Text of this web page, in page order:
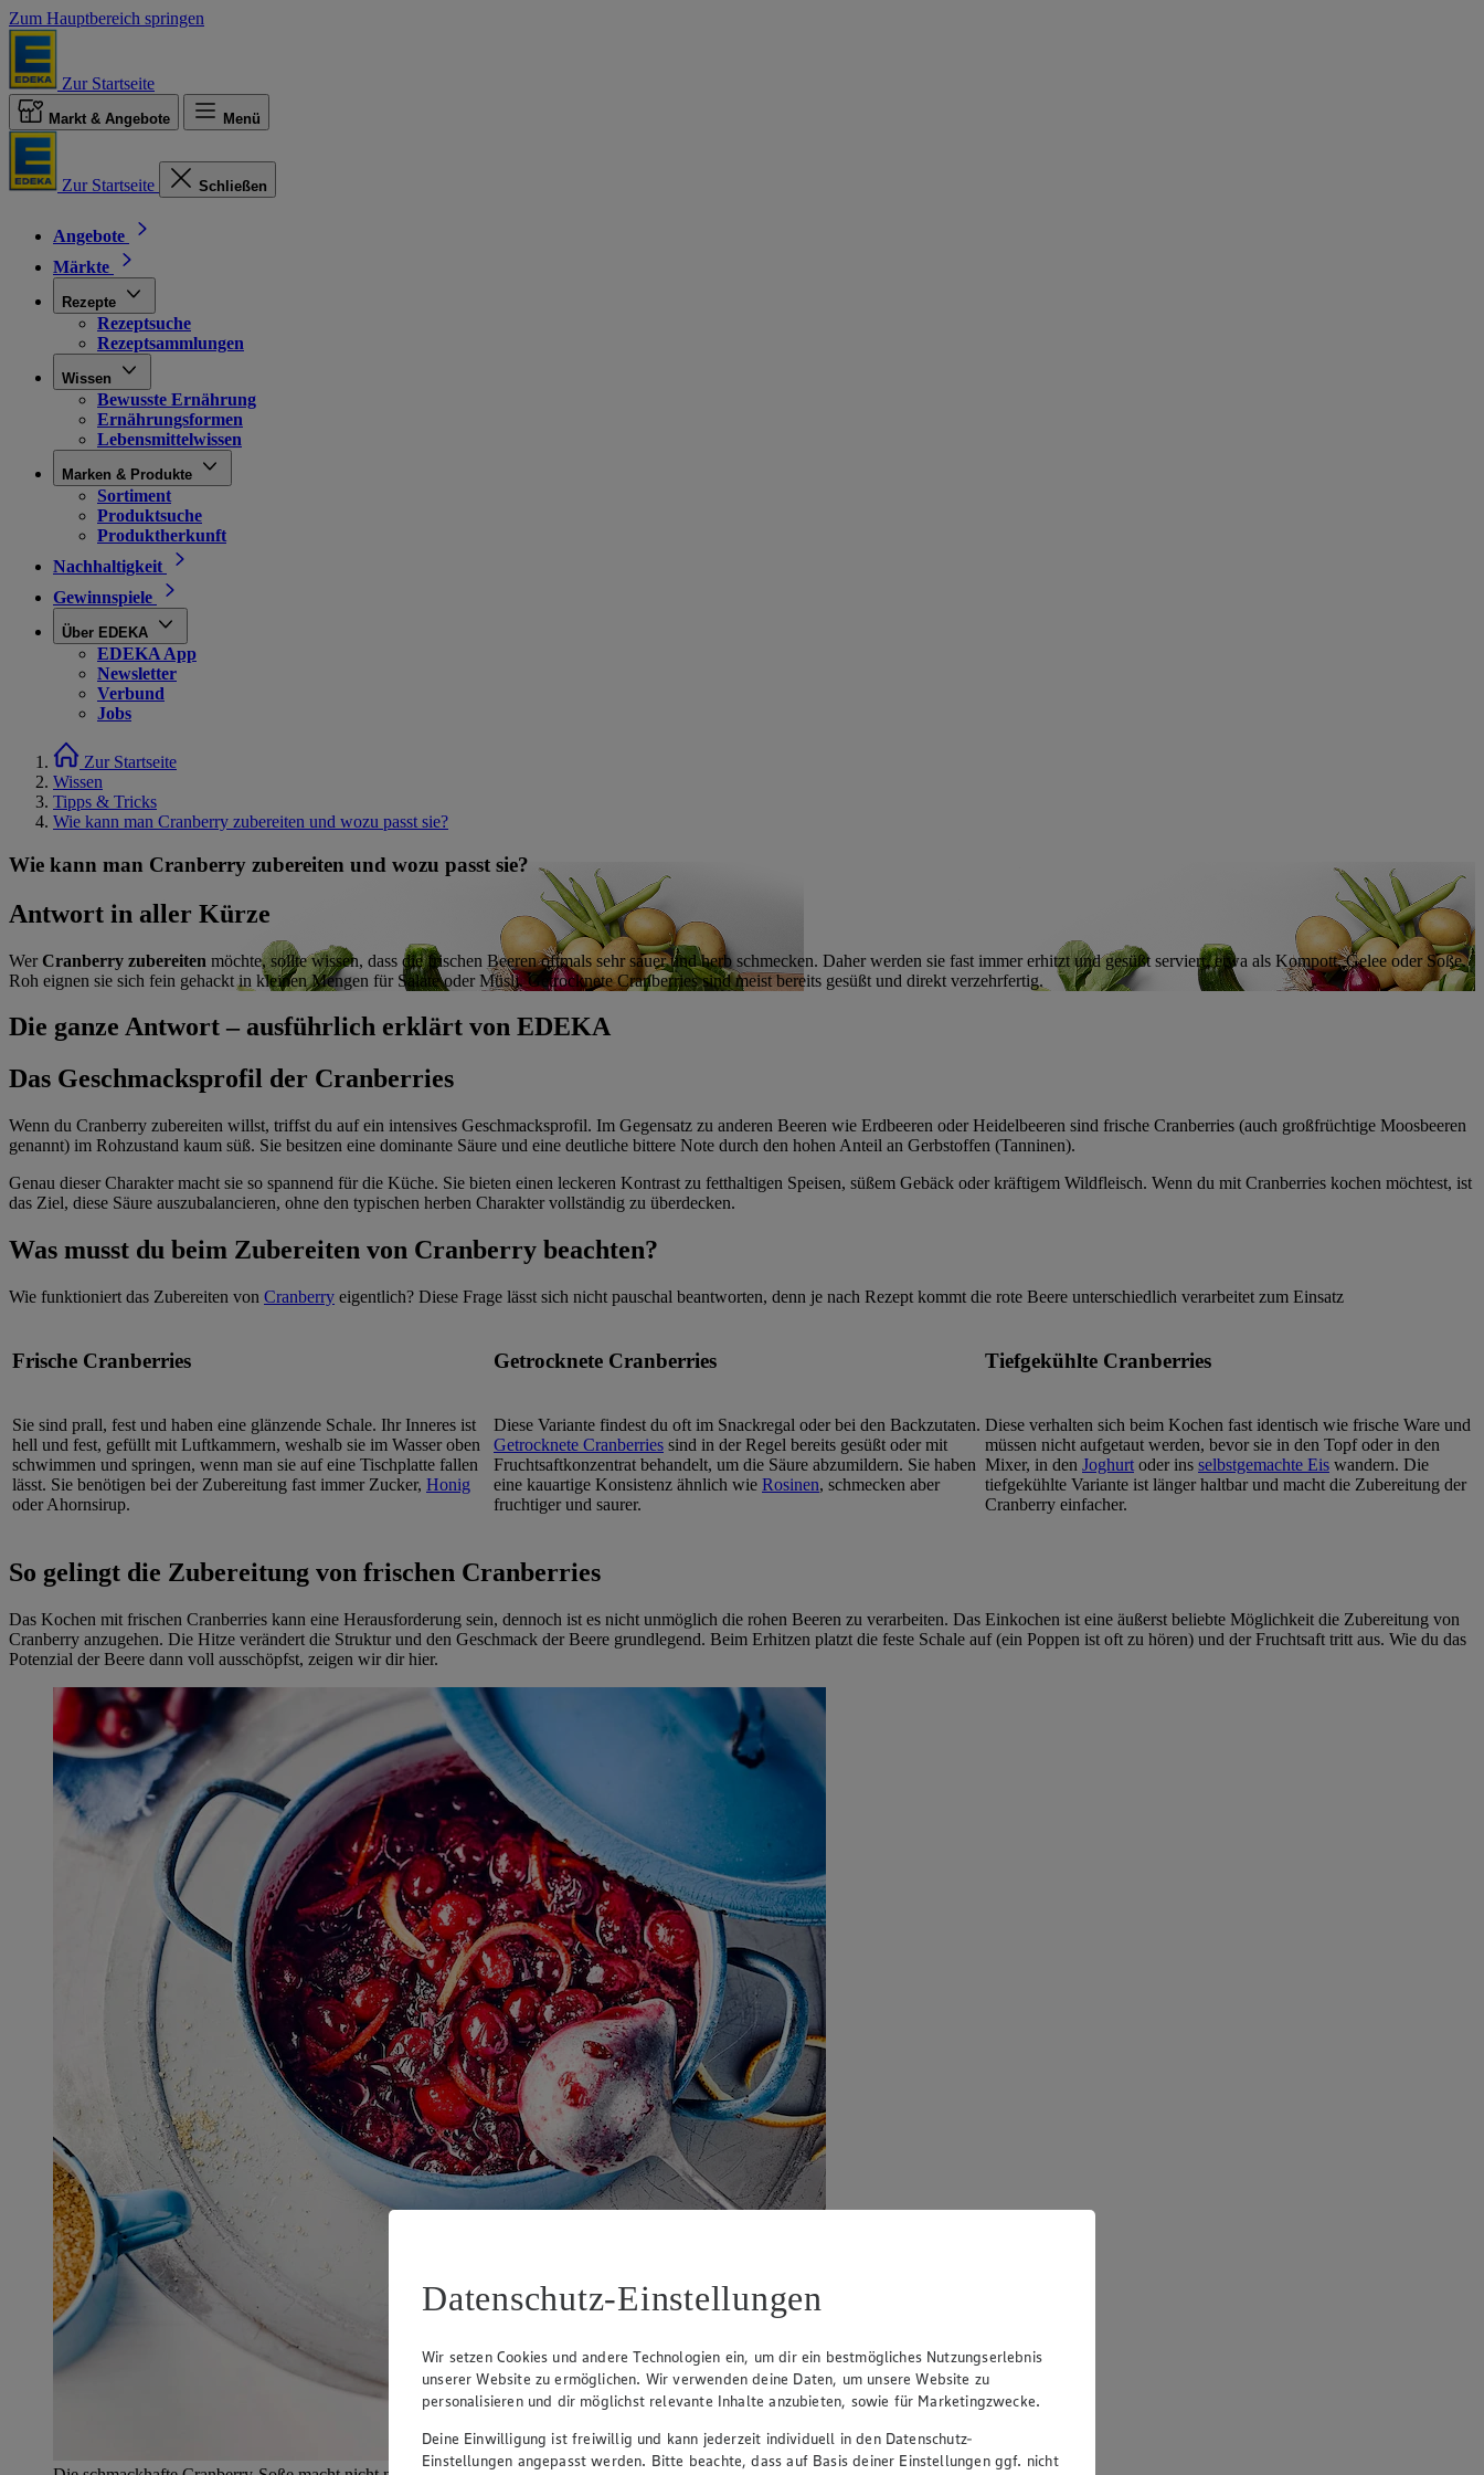
Zum Hauptbereich springen
Zur Startseite
Markt & Angebote Menü
Zur Startseite Schließen
Angebote
Märkte
Rezepte
Rezeptsuche
Rezeptsammlungen
Wissen
Bewusste Ernährung
Ernährungsformen
Lebensmittelwissen
Marken & Produkte
Sortiment
Produktsuche
Produktherkunft
Nachhaltigkeit
Gewinnspiele
Über EDEKA
EDEKA App
Newsletter
Verbund
Jobs
Zur Startseite
Wissen
Tipps & Tricks
Wie kann man Cranberry zubereiten und wozu passt sie?
Wie kann man Cranberry zubereiten und wozu passt sie?
Antwort in aller Kürze
Wer Cranberry zubereiten möchte, sollte wissen, dass die frischen Beeren oftmals sehr sauer und herb schmecken. Daher werden sie fast immer erhitzt und gesüßt serviert, etwa als Kompott, Gelee oder Soße.
Roh eignen sie sich fein gehackt in kleinen Mengen für Salate oder Müsli. Getrocknete Cranberries sind meist bereits gesüßt und direkt verzehrfertig.
Die ganze Antwort – ausführlich erklärt von EDEKA
Das Geschmacksprofil der Cranberries
Wenn du Cranberry zubereiten willst, triffst du auf ein intensives Geschmacksprofil. Im Gegensatz zu anderen Beeren wie Erdbeeren oder Heidelbeeren sind frische Cranberries (auch großfrüchtige Moosbeeren
genannt) im Rohzustand kaum süß. Sie besitzen eine dominante Säure und eine deutliche bittere Note durch den hohen Anteil an Gerbstoffen (Tanninen).
Genau dieser Charakter macht sie so spannend für die Küche. Sie bieten einen leckeren Kontrast zu fetthaltigen Speisen, süßem Gebäck oder kräftigem Wildfleisch. Wenn du mit Cranberries kochen möchtest, ist
das Ziel, diese Säure auszubalancieren, ohne den typischen herben Charakter vollständig zu überdecken.
Was musst du beim Zubereiten von Cranberry beachten?
Wie funktioniert das Zubereiten von Cranberry eigentlich? Diese Frage lässt sich nicht pauschal beantworten, denn je nach Rezept kommt die rote Beere unterschiedlich verarbeitet zum Einsatz
Frische Cranberries Getrocknete Cranberries Tiefgekühlte Cranberries
Sie sind prall, fest und haben eine glänzende Schale. Ihr Inneres ist
hell und fest, gefüllt mit Luftkammern, weshalb sie im Wasser oben
schwimmen und springen, wenn man sie auf eine Tischplatte fallen
lässt. Sie benötigen bei der Zubereitung fast immer Zucker, Honig
oder Ahornsirup.
Diese Variante findest du oft im Snackregal oder bei den Backzutaten.
Getrocknete Cranberries sind in der Regel bereits gesüßt oder mit
Fruchtsaftkonzentrat behandelt, um die Säure abzumildern. Sie haben
eine kauartige Konsistenz ähnlich wie Rosinen, schmecken aber
fruchtiger und saurer.
Diese verhalten sich beim Kochen fast identisch wie frische Ware und
müssen nicht aufgetaut werden, bevor sie in den Topf oder in den
Mixer, in den Joghurt oder ins selbstgemachte Eis wandern. Die
tiefgekühlte Variante ist länger haltbar und macht die Zubereitung der
Cranberry einfacher.
So gelingt die Zubereitung von frischen Cranberries
Das Kochen mit frischen Cranberries kann eine Herausforderung sein, dennoch ist es nicht unmöglich die rohen Beeren zu verarbeiten. Das Einkochen ist eine äußerst beliebte Möglichkeit die Zubereitung von
Cranberry anzugehen. Die Hitze verändert die Struktur und den Geschmack der Beere grundlegend. Beim Erhitzen platzt die feste Schale auf (ein Poppen ist oft zu hören) und der Fruchtsaft tritt aus. Wie du das
Potenzial der Beere dann voll ausschöpfst, zeigen wir dir hier.
Datenschutz-Einstellungen
Wir setzen Cookies und andere Technologien ein, um dir ein bestmögliches Nutzungserlebnis
unserer Website zu ermöglichen. Wir verwenden deine Daten, um unsere Website zu
personalisieren und dir möglichst relevante Inhalte anzubieten, sowie für Marketingzwecke.
Deine Einwilligung ist freiwillig und kann jederzeit individuell in den Datenschutz-
Einstellungen angepasst werden. Bitte beachte, dass auf Basis deiner Einstellungen ggf. nicht